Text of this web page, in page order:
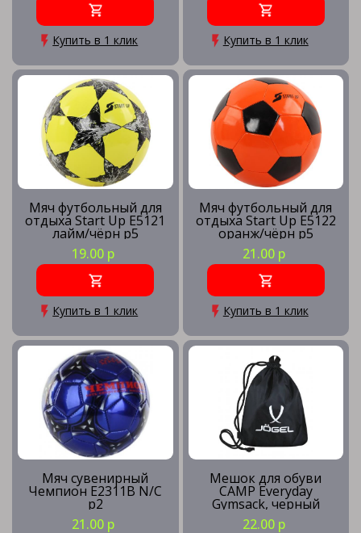
Купить в 1 клик Купить в 1 клик
Мяч футбольный для
отдыха Start Up E5121
лайм/чёрн р5
19.00 р
Купить в 1 клик
Мяч футбольный для
отдыха Start Up E5122
оранж/чёрн р5
21.00 р
Купить в 1 клик
Мяч сувенирный
Чемпион E2311B N/C
р2
21.00 р
Мешок для обуви
CAMP Everyday
Gymsack, черный
22.00 р